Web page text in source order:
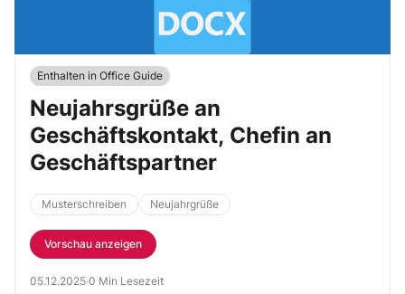
Enthalten in Office Guide
Neujahrsgrüße an
Geschäftskontakt, Chefin an
Geschäftspartner
Musterschreiben Neujahrgrüße
Vorschau anzeigen
05.12.2025·0 Min Lesezeit